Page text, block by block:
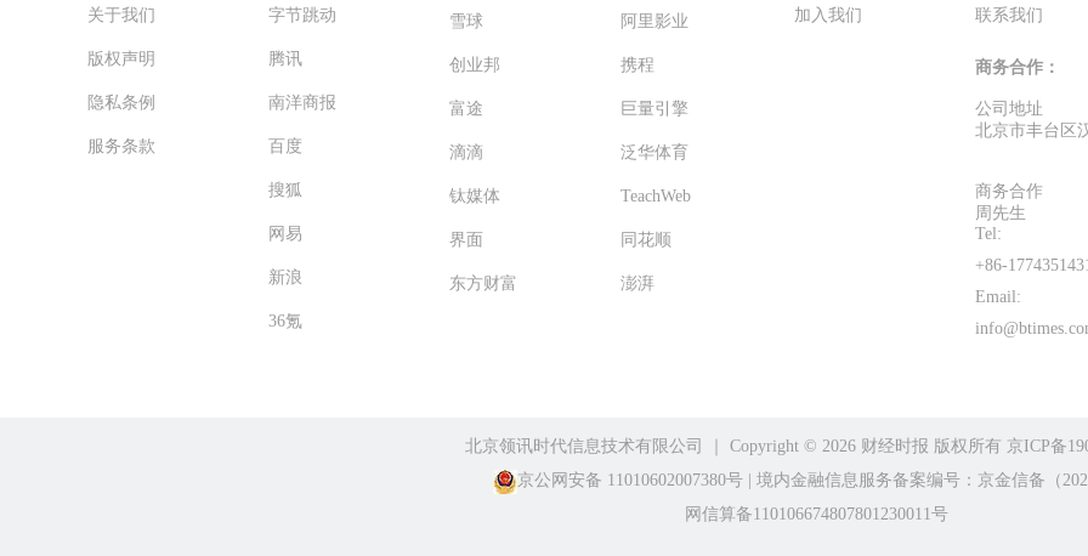
关于我们
版权声明
隐私条例
服务条款
字节跳动
腾讯
南洋商报
百度
搜狐
网易
新浪
36氪
雪球
创业邦
富途
滴滴
钛媒体
界面
东方财富
阿里影业
携程
巨量引擎
泛华体育
TeachWeb
同花顺
澎湃
加入我们 联系我们
商务合作：
公司地址
北京市丰台区
商务合作
周先生
Tel:
+86-
Email:
北京领讯时代信息技术有限公司 ｜ Copyright ©️ 2026 财经时报 版权所有 京ICP备
京公网安备 11010602007380号
境内金融信息服务备案编号：京金信备（
网信算备110106674807801230011号